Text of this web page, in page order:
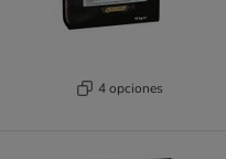
4 opciones